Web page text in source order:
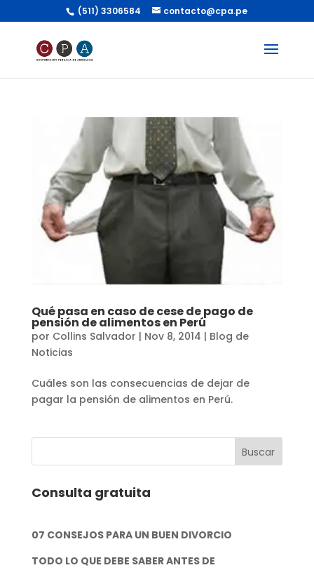
(511) 3306584 contacto@cpa.pe
Qué pasa en caso de cese de pago de
pensión de alimentos en Perú
por Collins Salvador | Nov 8, 2014 | Blog de
Noticias
Cuáles son las consecuencias de dejar de
pagar la pensión de alimentos en Perú.
Consulta gratuita
07 CONSEJOS PARA UN BUEN DIVORCIO
TODO LO QUE DEBE SABER ANTES DE